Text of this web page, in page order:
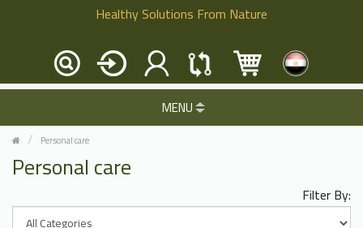
Healthy Solutions From Nature
MENU
Personal care
Personal care
Filter By: